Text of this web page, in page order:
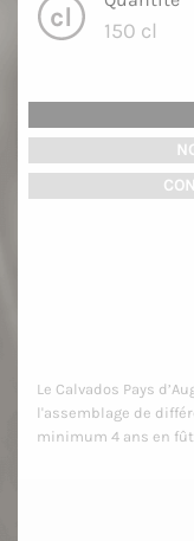
150 cl
Le Calvados Pays
l'assemblage de
minimum 4 ans en